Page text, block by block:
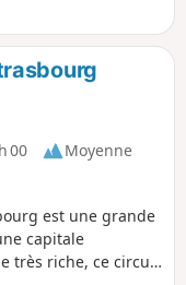
dans
de
00
Moyenne
est une grande
capitale
très riche, ce circuit